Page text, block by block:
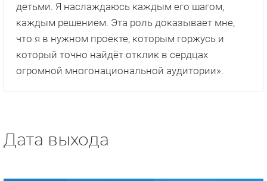
детьми. Я наслаждаюсь каждым его шагом,
каждым решением. Эта роль доказывает мне,
что я в нужном проекте, которым горжусь и
который точно найдёт отклик в сердцах
огромной многонациональной аудитории».
Дата выхода